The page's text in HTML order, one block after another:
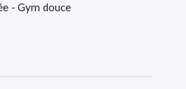
- Gym douce